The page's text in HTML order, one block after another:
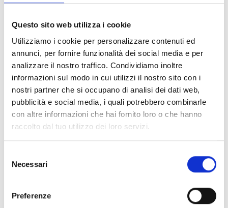
Questo sito web utilizza i cookie
Utilizziamo i cookie per personalizzare contenuti ed
annunci, per fornire funzionalità dei social media e per
analizzare il nostro traffico. Condividiamo inoltre
informazioni sul modo in cui utilizzi il nostro sito con i
nostri partner che si occupano di analisi dei dati web,
pubblicità e social media, i quali potrebbero combinarle
con altre informazioni che hai fornito loro o che hanno
raccolto dal tuo utilizzo dei loro servizi.
delNecessari
Preferenze
Impressioni